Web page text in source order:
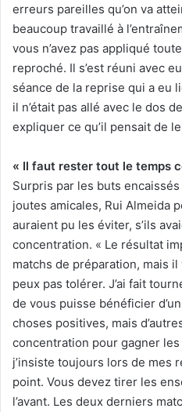
erreurs pareilles qu’on va
beaucoup travaillé à
vous n’avez pas appliqué
reproché. Il s’est réuni avec
séance de la reprise qui a eu
il n’était pas allé avec le dos
expliquer ce qu’il pensait de
« Il faut rester tout le temps
Surpris par les buts
joutes amicales, Rui Almeida
auraient pu les éviter, s’ils
concentration. « Le résultat
matchs de préparation, mais
peux pas tolérer. J’ai fait
de vous puisse bénéficier
choses positives, mais
concentration pour gagner les
j’insiste toujours lors de mes
point. Vous devez tirer les
l’avant. Les deux derniers